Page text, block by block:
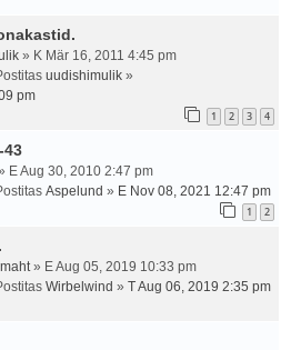
» K Mär 16, 2011 4:45 pm
uudishimulik »
pm
1 2 3 4
43
E Aug 30, 2010 2:47 pm
Aspelund » E Nov 08, 2021 12:47 pm
1 2
» E Aug 05, 2019 10:33 pm
Wirbelwind » T Aug 06, 2019 2:35 pm